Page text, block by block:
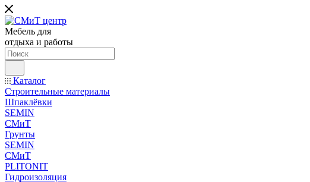
Мебель для
отдыха и работы
Каталог
Строительные материалы
Шпаклёвки
SEMIN
СМиТ
Грунты
SEMIN
СМиТ
PLITONIT
Гидроизоляция